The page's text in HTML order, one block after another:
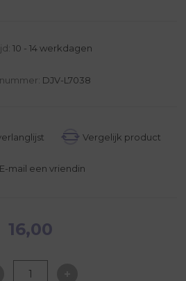
10 - 14 werkdagen
DJV-L7038
16,00